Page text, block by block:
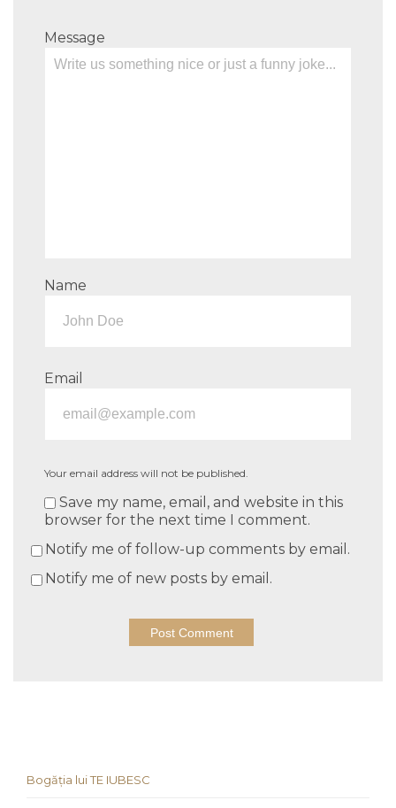
Message
Name
Email
Your email address will not be published.
Save my name, email, and website in this
browser for the next time I comment.
Notify me of follow-up comments by email.
Notify me of new posts by email.
Bogăția lui TE IUBESC